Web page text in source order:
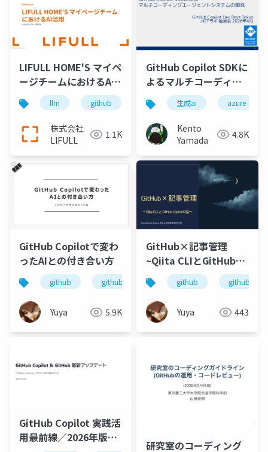
LIFULL HOME'S マイペ
ージチームにおけるAI
活用
llm github kiro-cli lifull next.js
株式会社
LIFULL
1.1K
GitHub Copilot SDKに
よるマルチコーディン
グエージェントシステ
ムの開発
生成ai azure
Kento
Yamada
4.8K
GitHub Copilotで変わ
ったAIとの付き合い方
github github copilot copilot azure
Yuya 5.9K
GitHub×記事管理
~Qiita CLIとGitHub
Copilotの話~
github github
Yuya 443
GitHub Copilot 実践活
用最前線／2026年版・
研究室のコーディング